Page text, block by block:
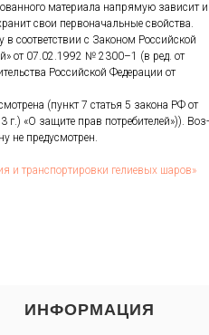
ма­тери­ала нап­ря­мую за­висит и
свои пер­во­началь­ные свой­ства.
со­от­ветс­твии с За­коном Рос­сий­ской
от 07.02.1992 № 2300–1 (в ред. от
Рос­сий­ской Фе­дера­ции от
(пункт 7 статья 5 за­кона РФ от
«О за­щите прав пот­ре­бите­лей»)). Воз­
не пре­дус­мотрен.
и тран­спор­ти­ров­ки ге­ли­евых ша­ров»
ИНФОРМАЦИЯ